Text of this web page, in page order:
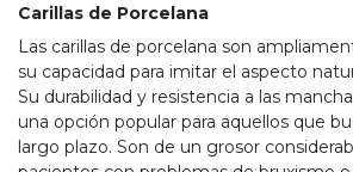
Carillas de Porcelana
Las carillas de porcelana son
su capacidad para imitar el aspecto
Su durabilidad y resistencia a las
una opción popular para aquellos que
largo plazo. Son de un grosor